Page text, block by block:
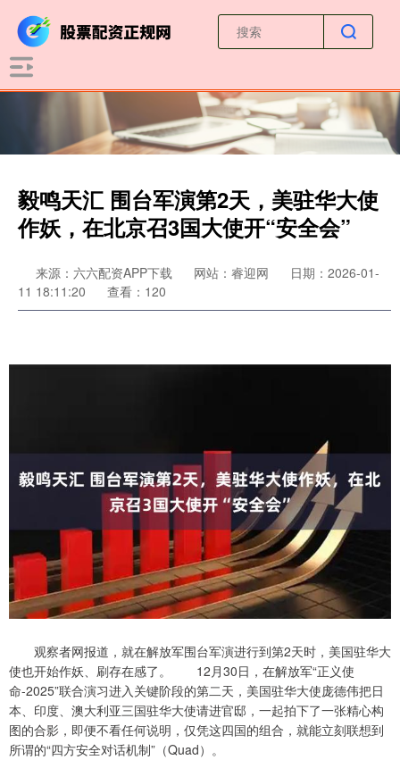
毅鸣天汇 围台军演第2天，美驻华大使
作妖，在北京召3国大使开“安全会”
来源：六六配资APP下载 网站：睿迎网
日期：2026-01-
11 18:11:20
查看：120
观察者网报道，就在解放军围台军演进行到第2天时，美国驻华大
使也开始作妖、刷存在感了。 12月30日，在解放军“正义使
命-2025”联合演习进入关键阶段的第二天，美国驻华大使庞德伟把日
本、印度、澳大利亚三国驻华大使请进官邸，一起拍下了一张精心构
图的合影，即便不看任何说明，仅凭这四国的组合，就能立刻联想到
所谓的“四方安全对话机制”（Quad）。